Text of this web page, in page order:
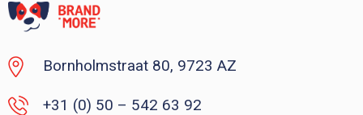
Bornholmstraat 80, 9723 AZ
+31 (0) 50 – 542 63 92